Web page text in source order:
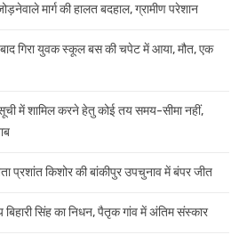
मार्ग की हालत बदहाल, ग्रामीण परेशान
गिरा युवक स्कूल बस की चपेट में आया, मौत, एक
में शामिल करने हेतु कोई तय समय-सीमा नहीं,
किशोर की बांकीपुर उपचुनाव में बंपर जीत
बिहारी सिंह का निधन, पैतृक गांव में अंतिम संस्कार